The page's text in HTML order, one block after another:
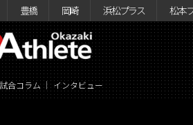
豊橋 岡崎 浜松プラス 松本
合コラム インタビュー